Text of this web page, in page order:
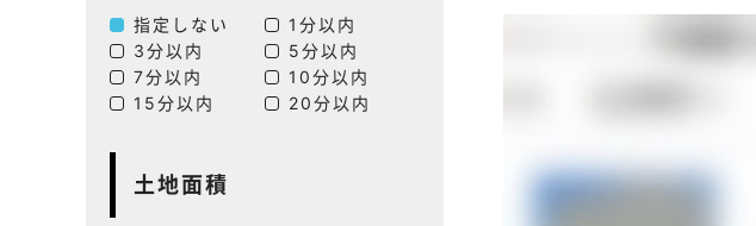
指定しない
1分以内
3分以内
5分以内
7分以内
10分以内
15分以内
20分以内
土地面積